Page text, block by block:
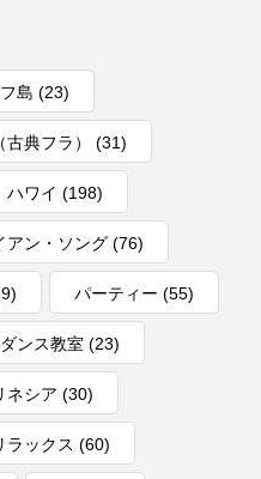
島 (23)
典フラ） (31)
ハワイ (198)
アン・ソング(76)
パーティー (55)
ンス教室 (23)
ネシア (30)
ラックス (60)